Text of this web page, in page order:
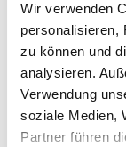
Wir verwenden
personalisieren,
zu können und
analysieren.
Verwendung
soziale Medien,
Partner führen
10:00 -